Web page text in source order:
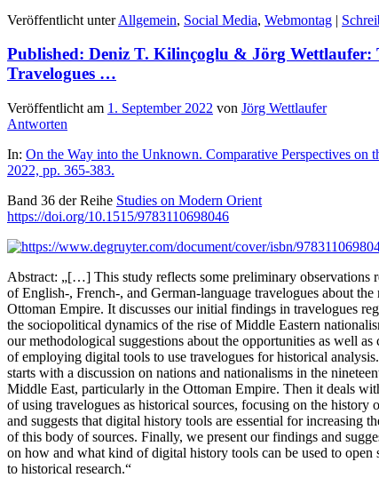
Veröffentlicht unter Allgemein, Social Media, Webmontag |
Published: Deniz T. Kilinçoglu & Jörg Wettlaufer:
Travelogues …
Veröffentlicht am 1. September 2022 von Jörg Wettlaufer
Antworten
In: On the Way into the Unknown. Comparative Perspectives
2022, pp. 365-383.
Band 36 der Reihe Studies on Modern Orient
https://doi.org/10.1515/9783110698046
Abstract: „[…] This study reflects some preliminary
of English-, French-, and German-language travelogues about the
Ottoman Empire. It discusses our initial findings in travelogues
the sociopolitical dynamics of the rise of Middle Eastern
our methodological suggestions about the opportunities as well as
of employing digital tools to use travelogues for historical
starts with a discussion on nations and nationalisms in the
Middle East, particularly in the Ottoman Empire. Then it deals
of using travelogues as historical sources, focusing on the history
and suggests that digital history tools are essential for increasing
of this body of sources. Finally, we present our findings and
on how and what kind of digital history tools can be used to open
to historical research.“